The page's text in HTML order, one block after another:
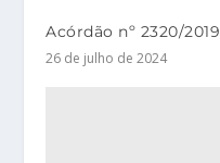
Acórdão nº 2320/2019
26 de julho de 2024